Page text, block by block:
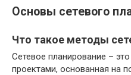
Основы сетевого
Что такое методы
Сетевое планирование –
проектами, основанная на